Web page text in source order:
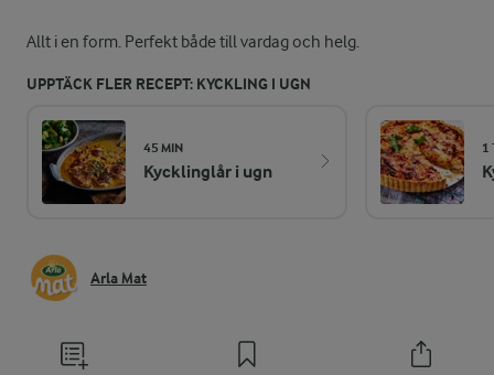
Allt i en form. Perfekt både till vardag och helg.
UPPTÄCK FLER RECEPT: KYCKLING I UGN
45 MIN
Kycklinglår i ugn
1
Arla Mat